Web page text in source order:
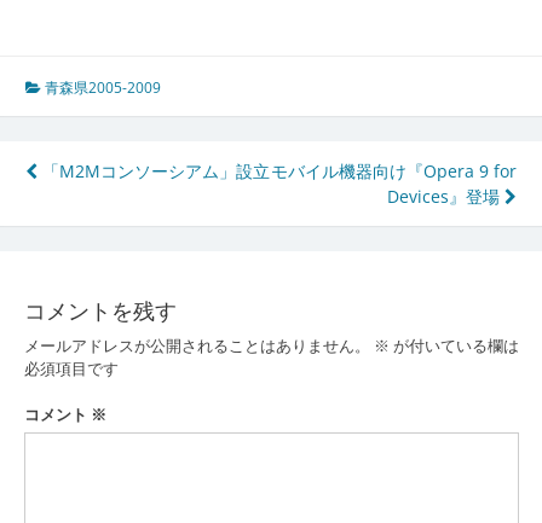
青森県2005-2009
投
稿
ビ
ゲ
ー
シ
「M2Mコンソーシアム」設立モバイル機器向け『Opera 9 for
Devices』登場
コメントを残す
メールアドレスが公開されることはありません。 ※ が付いている欄は
必須項目です
コメント ※